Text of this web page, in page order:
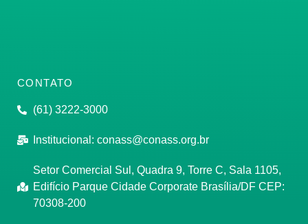
CONTATO
(61) 3222-3000
Institucional: conass@conass.org.br
Setor Comercial Sul, Quadra 9, Torre C, Sala 1105,
Edifício Parque Cidade Corporate Brasília/DF CEP:
70308-200